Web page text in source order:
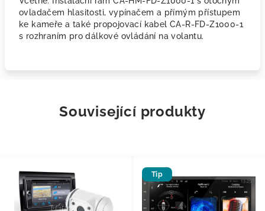
ovladačem hlasitosti, vypínačem a přímým přístupem
ke kameře a také propojovací kabel CA-R-FD-Z1000-1
s rozhraním pro dálkové ovládání na volantu.
Související produkty
Tip